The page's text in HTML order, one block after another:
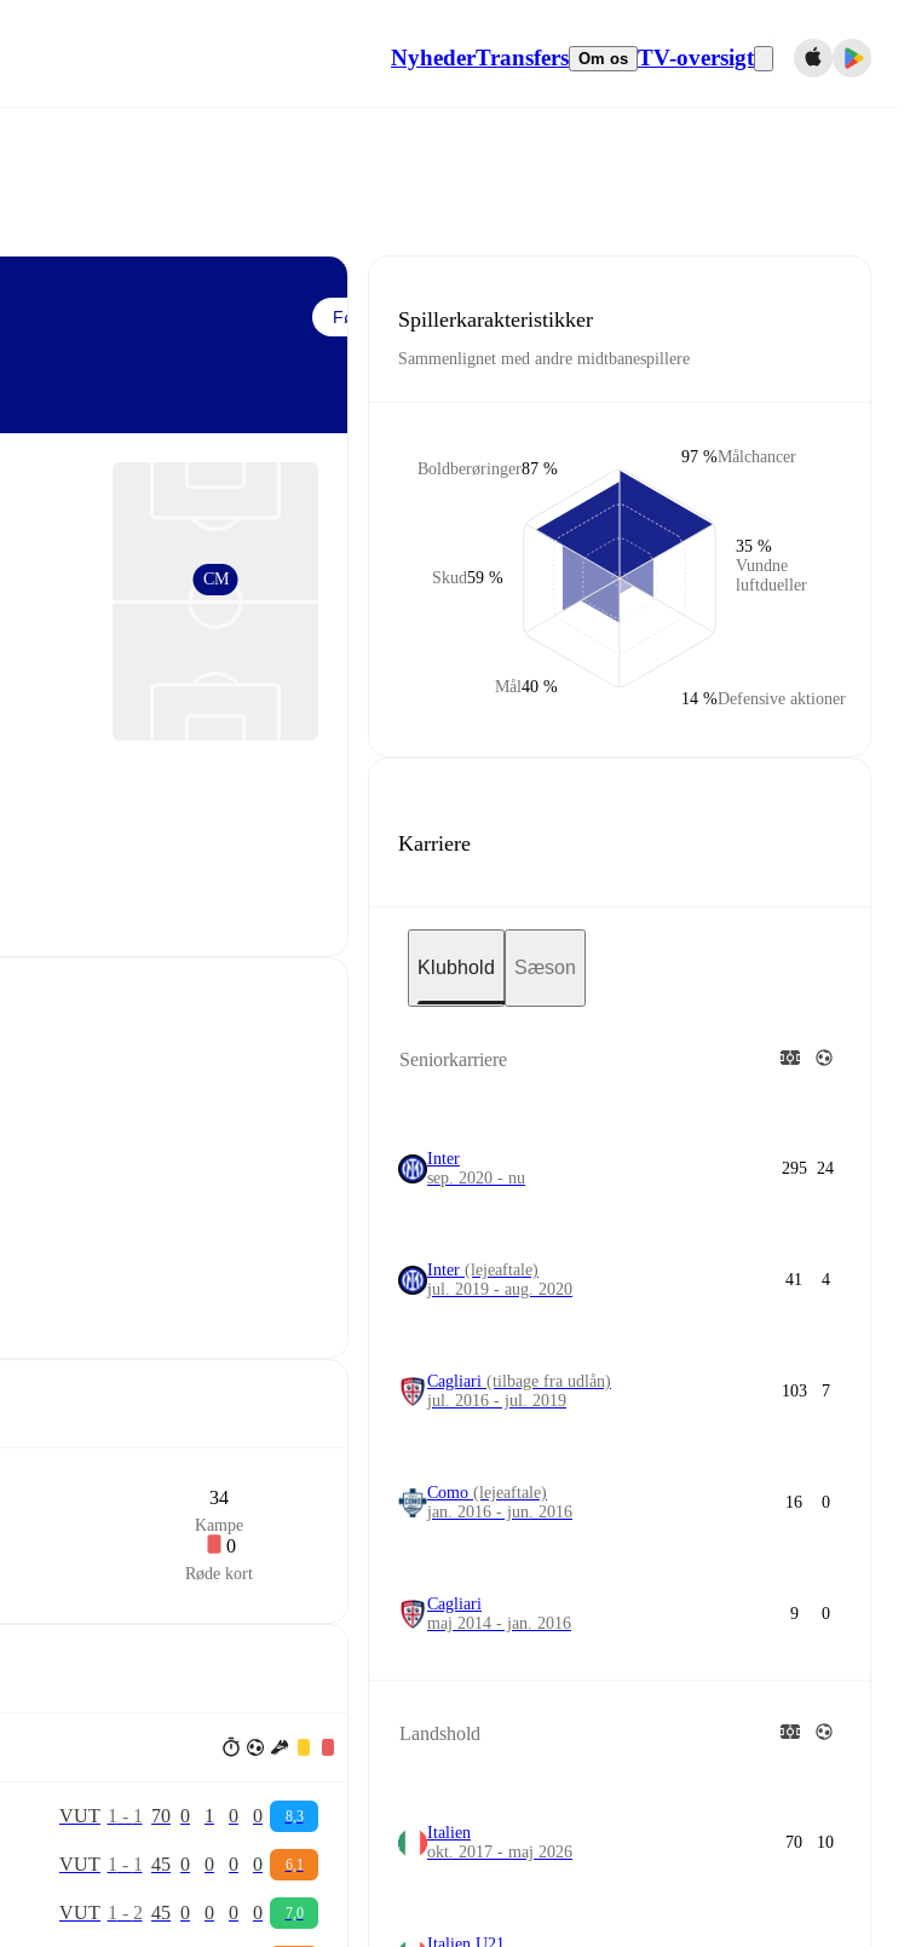
NyhederTransfers Om os TV-oversigt
Følg
CM
34
Kampe
0
Røde kort
VUT 1 - 1 70 0 1 0 0 8,3
VUT 1 - 1 45 0 0 0 0 6,1
VUT 1 - 2 45 0 0 0 0 7,0
Spillerkarakteristikker
Sammenlignet med andre midtbanespillere
Boldberøringer87 %
Skud59 %
Mål40 %
Målchancer
97 %
Vundne
luftdueller
35 %
Defensive aktioner
14 %
Karriere
Klubhold Sæson
Seniorkarriere
Inter
sep. 2020 - nu
295 24
Inter (lejeaftale)
jul. 2019 - aug. 2020
41 4
Cagliari (tilbage fra udlån)
jul. 2016 - jul. 2019
103 7
Como (lejeaftale)
jan. 2016 - jun. 2016
16 0
Cagliari
maj 2014 - jan. 2016
9 0
Landshold
Italien
okt. 2017 - maj 2026
70 10